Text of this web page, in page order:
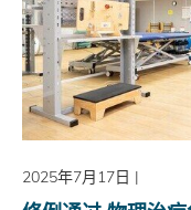
2025年7月17日 |